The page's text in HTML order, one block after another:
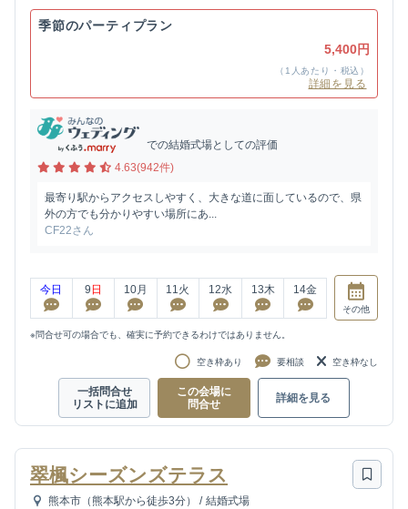
季節のパーティプラン
5,400円
（1人あたり・税込）
詳細を見る
での結婚式場としての評価
4.63(942件)
最寄り駅からアクセスしやすく、大きな道に面しているので、県
外の方でも分かりやすい場所にあ...
CF22さん
今日 9 日 10月 11 火 12水 13木 14金
その他
※問合せ可の場合でも、確実に予約できるわけではありません。
空き枠あり 要相談 空き枠なし
一括問合せ
リストに追加
この会場に
問合せ
詳細を見る
翠楓シーズンズテラス
熊本市（熊本駅から徒歩3分） / 結婚式場